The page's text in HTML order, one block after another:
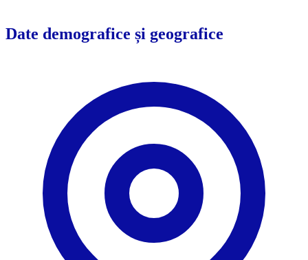
Date demografice și geografice